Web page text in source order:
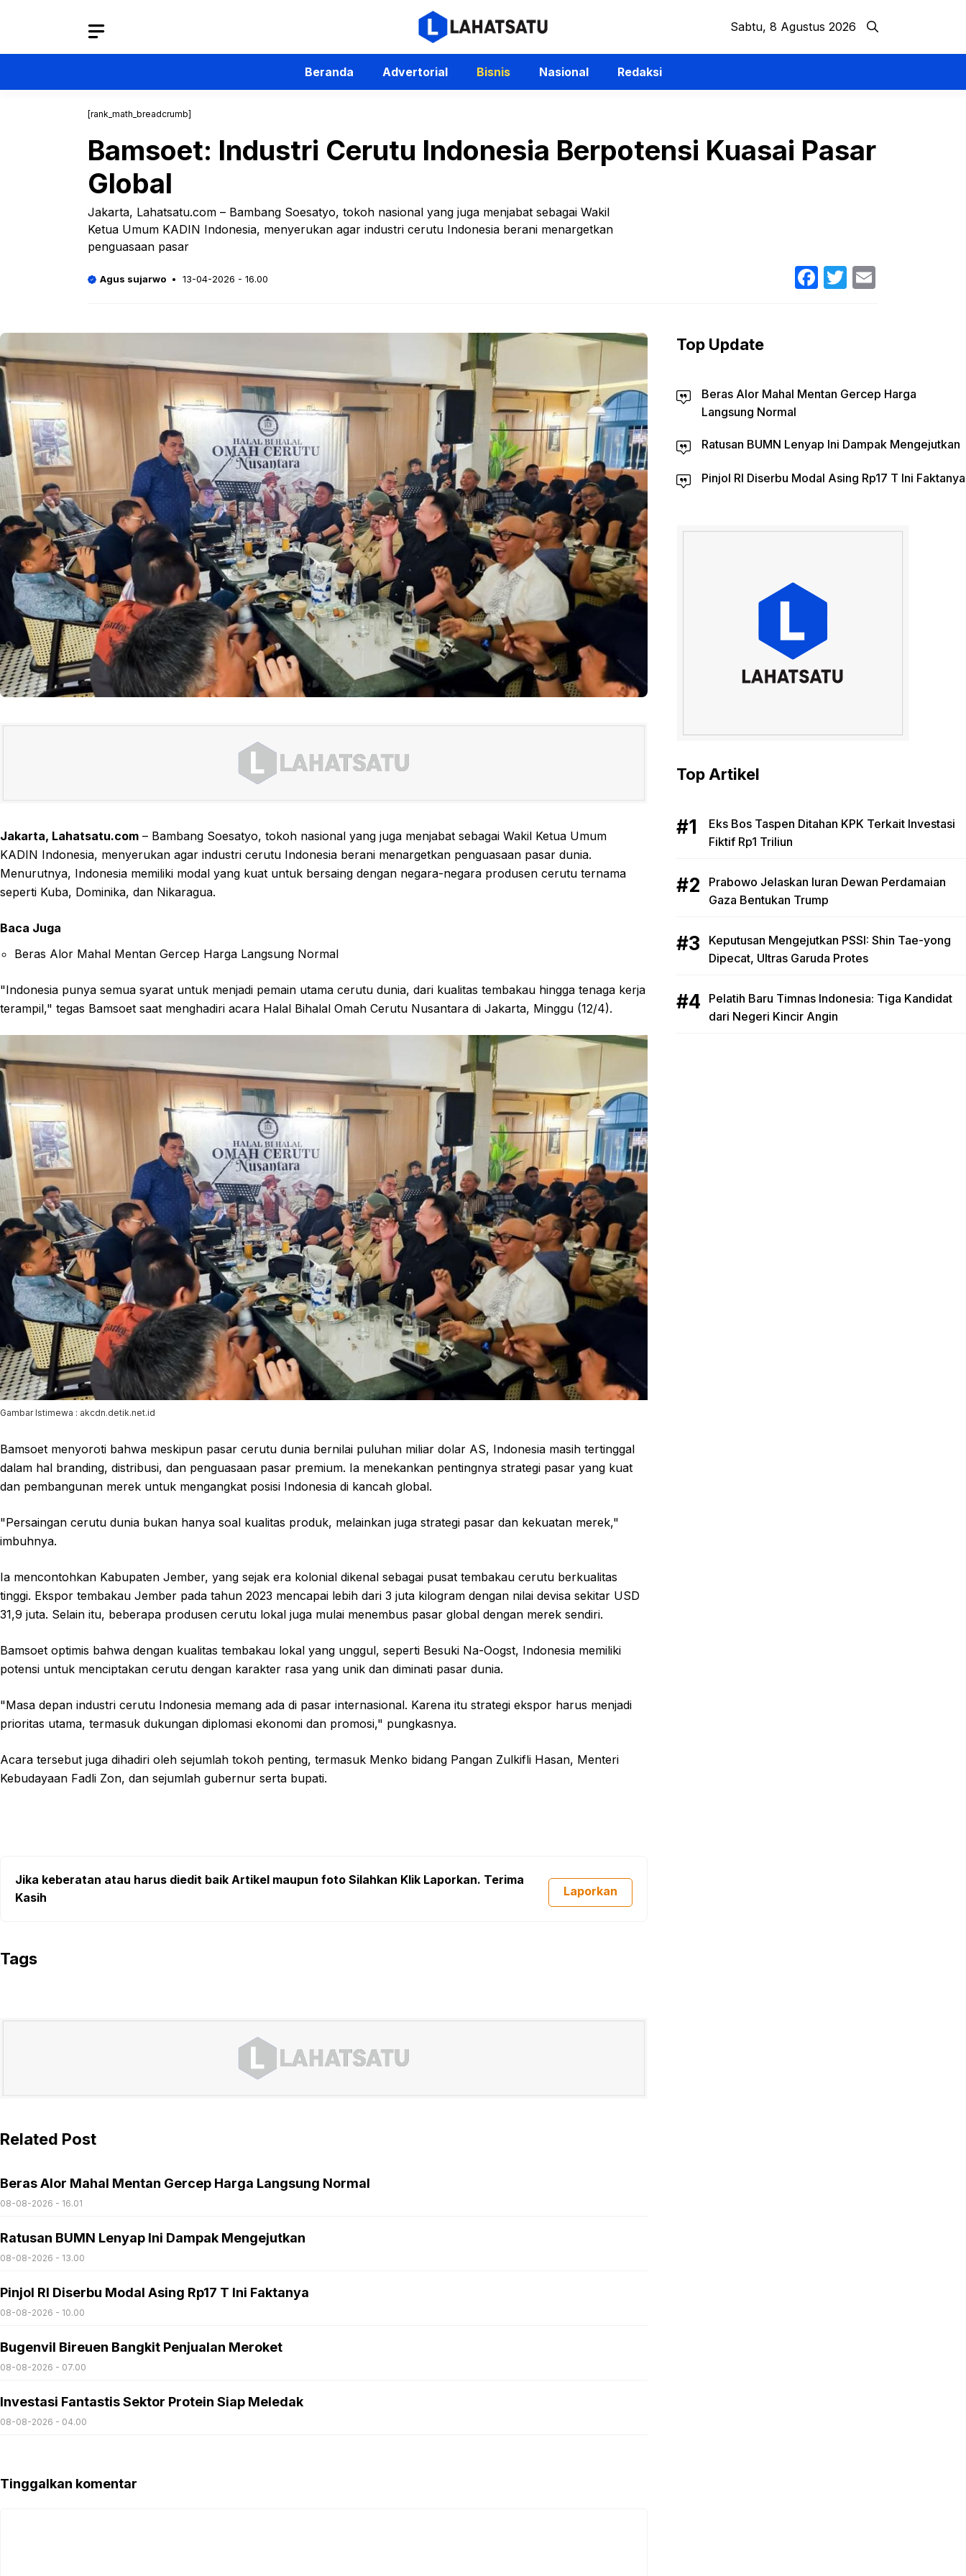
Sabtu, 8 Agustus 2026
Beranda Advertorial Bisnis Nasional Redaksi
[rank_math_breadcrumb]
Bamsoet: Industri Cerutu Indonesia Berpotensi Kuasai Pasar
Global
Jakarta, Lahatsatu.com – Bambang Soesatyo, tokoh nasional yang juga menjabat sebagai Wakil
Ketua Umum KADIN Indonesia, menyerukan agar industri cerutu Indonesia berani menargetkan
penguasaan pasar
Agus sujarwo 13-04-2026 - 16.00 Facebook
Twitter
Jakarta, Lahatsatu.com – Bambang Soesatyo, tokoh nasional yang juga menjabat sebagai Wakil Ketua Umum
KADIN Indonesia, menyerukan agar industri cerutu Indonesia berani menargetkan penguasaan pasar dunia.
Menurutnya, Indonesia memiliki modal yang kuat untuk bersaing dengan negara-negara produsen cerutu ternama
seperti Kuba, Dominika, dan Nikaragua.
Baca Juga
Beras Alor Mahal Mentan Gercep Harga Langsung Normal
"Indonesia punya semua syarat untuk menjadi pemain utama cerutu dunia, dari kualitas tembakau hingga tenaga kerja
terampil," tegas Bamsoet saat menghadiri acara Halal Bihalal Omah Cerutu Nusantara di Jakarta, Minggu (12/4).
Gambar Istimewa : akcdn.detik.net.id
Bamsoet menyoroti bahwa meskipun pasar cerutu dunia bernilai puluhan miliar dolar AS, Indonesia masih tertinggal
dalam hal branding, distribusi, dan penguasaan pasar premium. Ia menekankan pentingnya strategi pasar yang kuat
dan pembangunan merek untuk mengangkat posisi Indonesia di kancah global.
"Persaingan cerutu dunia bukan hanya soal kualitas produk, melainkan juga strategi pasar dan kekuatan merek,"
imbuhnya.
Ia mencontohkan Kabupaten Jember, yang sejak era kolonial dikenal sebagai pusat tembakau cerutu berkualitas
tinggi. Ekspor tembakau Jember pada tahun 2023 mencapai lebih dari 3 juta kilogram dengan nilai devisa sekitar USD
31,9 juta. Selain itu, beberapa produsen cerutu lokal juga mulai menembus pasar global dengan merek sendiri.
Bamsoet optimis bahwa dengan kualitas tembakau lokal yang unggul, seperti Besuki Na-Oogst, Indonesia memiliki
potensi untuk menciptakan cerutu dengan karakter rasa yang unik dan diminati pasar dunia.
"Masa depan industri cerutu Indonesia memang ada di pasar internasional. Karena itu strategi ekspor harus menjadi
prioritas utama, termasuk dukungan diplomasi ekonomi dan promosi," pungkasnya.
Acara tersebut juga dihadiri oleh sejumlah tokoh penting, termasuk Menko bidang Pangan Zulkifli Hasan, Menteri
Kebudayaan Fadli Zon, dan sejumlah gubernur serta bupati.
Jika keberatan atau harus diedit baik Artikel maupun foto Silahkan Klik Laporkan. Terima
Kasih
Laporkan
Tags
Related Post
Beras Alor Mahal Mentan Gercep Harga Langsung Normal
08-08-2026 - 16.01
Ratusan BUMN Lenyap Ini Dampak Mengejutkan
08-08-2026 - 13.00
Pinjol RI Diserbu Modal Asing Rp17 T Ini Faktanya
08-08-2026 - 10.00
Bugenvil Bireuen Bangkit Penjualan Meroket
08-08-2026 - 07.00
Investasi Fantastis Sektor Protein Siap Meledak
08-08-2026 - 04.00
Tinggalkan komentar
Top Update
Beras Alor Mahal Mentan Gercep Harga
Langsung Normal
Ratusan BUMN Lenyap Ini Dampak Mengejutkan
Pinjol RI Diserbu Modal Asing Rp17 T Ini Faktanya
Top Artikel
Eks Bos Taspen Ditahan KPK Terkait Investasi
Fiktif Rp1 Triliun
Prabowo Jelaskan Iuran Dewan Perdamaian
Gaza Bentukan Trump
Keputusan Mengejutkan PSSI: Shin Tae-yong
Dipecat, Ultras Garuda Protes
Pelatih Baru Timnas Indonesia: Tiga Kandidat
dari Negeri Kincir Angin